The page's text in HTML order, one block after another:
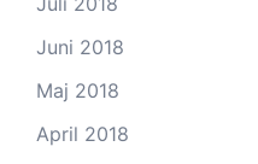
Juni 2018
Maj 2018
April 2018